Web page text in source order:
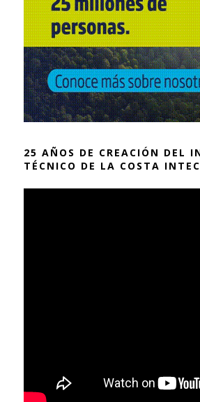
25 AÑOS DE CREACIÓN DEL
TÉCNICO DE LA COSTA